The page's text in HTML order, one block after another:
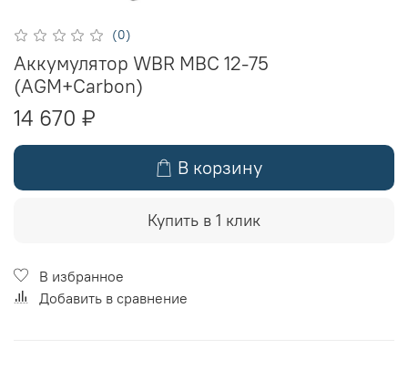
(0)
Аккумулятор WBR MBC 12-75
(AGM+Carbon)
14 670 ₽
В корзину
Купить в 1 клик
В избранное
Добавить в сравнение